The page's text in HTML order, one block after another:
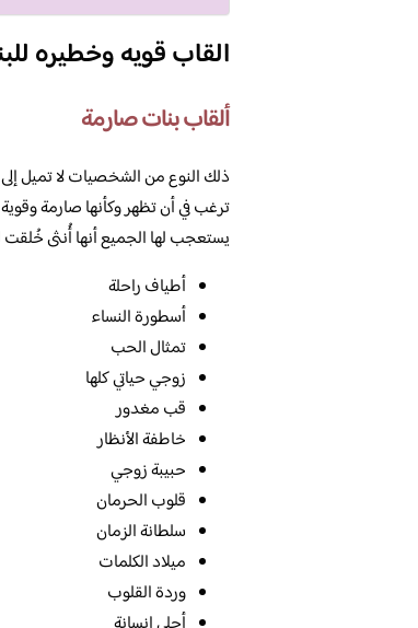
القاب قويه وخطيره
ألقاب بنات صارمة
ذلك النوع من الشخصيات لا تميل إلى
ترغب في أن تظهر وكأنها صارمة
يستعجب لها الجميع أنها أُنثى خُلقت
أطياف راحلة
أسطورة النساء
تمثال الحب
زوجي حياتي كلها
قب مغدور
خاطفة الأنظار
حبيبة زوجي
قلوب الحرمان
سلطانة الزمان
ميلاد الكلمات
وردة القلوب